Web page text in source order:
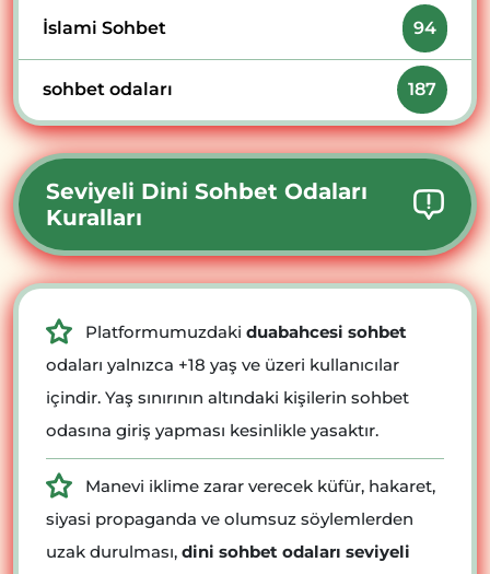
İslami Sohbet 94
sohbet odaları 187
Seviyeli Dini Sohbet Odaları
Kuralları
Platformumuzdaki duabahcesi sohbet
odaları yalnızca +18 yaş ve üzeri kullanıcılar
içindir. Yaş sınırının altındaki kişilerin sohbet
odasına giriş yapması kesinlikle yasaktır.
Manevi iklime zarar verecek küfür, hakaret,
siyasi propaganda ve olumsuz söylemlerden
uzak durulması, dini sohbet odaları seviyeli